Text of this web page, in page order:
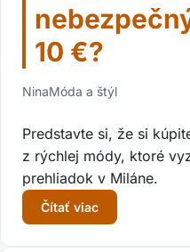
10 €?
NinaMóda a štýl
Predstavte si, že si
z rýchlej módy, ktoré
prehliadok v Miláne.
Čítať viac